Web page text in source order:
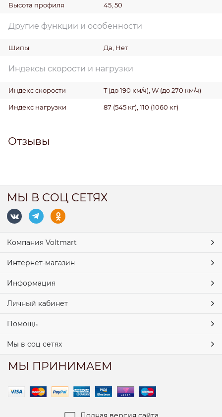
Высота профиля 45, 50
Другие функции и особенности
Шипы Да, Нет
Индексы скорости и нагрузки
Индекс скорости T (до 190 км/ч), W (до 270 км/ч)
Индекс нагрузки 87 (545 кг), 110 (1060 кг)
Отзывы
МЫ В СОЦ СЕТЯХ
Компания Voltmart
Интернет-магазин
Информация
Личный кабинет
Помощь
Мы в соц сетях
МЫ ПРИНИМАЕМ